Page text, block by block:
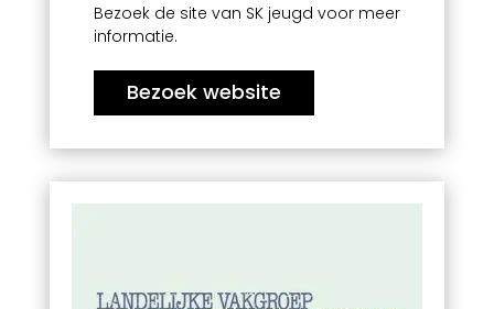
Bezoek de site van SK jeugd voor meer
informatie.
Bezoek website